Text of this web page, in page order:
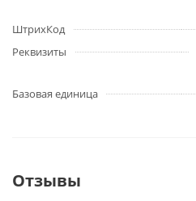
ШтрихКод
Реквизиты
Базовая единица
Отзывы